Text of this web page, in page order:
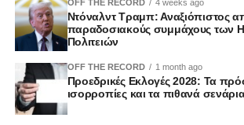
OFF THE RECORD 4 weeks ago
Ντόναλντ Τραμπ: Αναξιόπιστος
παραδοσιακούς συμμάχους των
Πολιτειών
OFF THE RECORD 1 month ago
Προεδρικές Εκλογές 2028: Τα
ισορροπίες και τα πιθανά